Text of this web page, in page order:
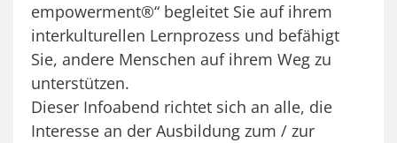
empowerment®“ begleitet Sie auf ihrem
interkulturellen Lernprozess und befähigt
Sie, andere Menschen auf ihrem Weg zu
unterstützen.
Dieser Infoabend richtet sich an alle, die
Interesse an der Ausbildung zum / zur